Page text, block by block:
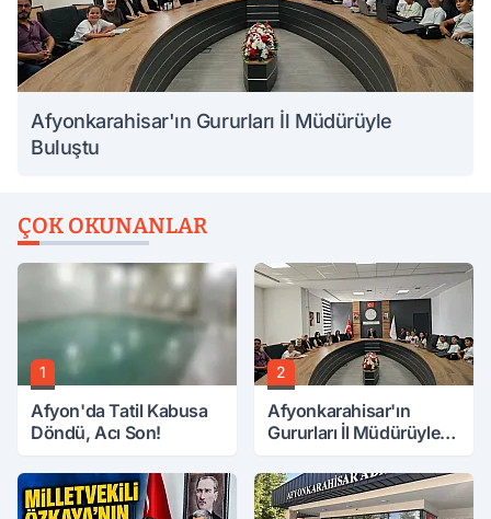
Afyonkarahisar'ın Gururları İl Müdürüyle
Buluştu
ÇOK OKUNANLAR
1
Afyon'da Tatil Kabusa
Döndü, Acı Son!
2
Afyonkarahisar'ın
Gururları İl Müdürüyle